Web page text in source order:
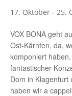
17. Oktober - 25.
VOX BONA geht
Ost-Kärnten, da,
komponiert
fantastischer
Dom in Klagenfurt
haben wir a